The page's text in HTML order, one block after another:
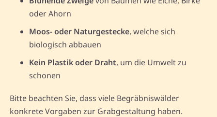
oder Ahorn
Moos- oder Naturgestecke, welche sich
biologisch abbauen
Kein Plastik oder Draht, um die Umwelt zu
schonen
Bitte beachten Sie, dass viele Begräbniswälder
konkrete Vorgaben zur Grabgestaltung haben.